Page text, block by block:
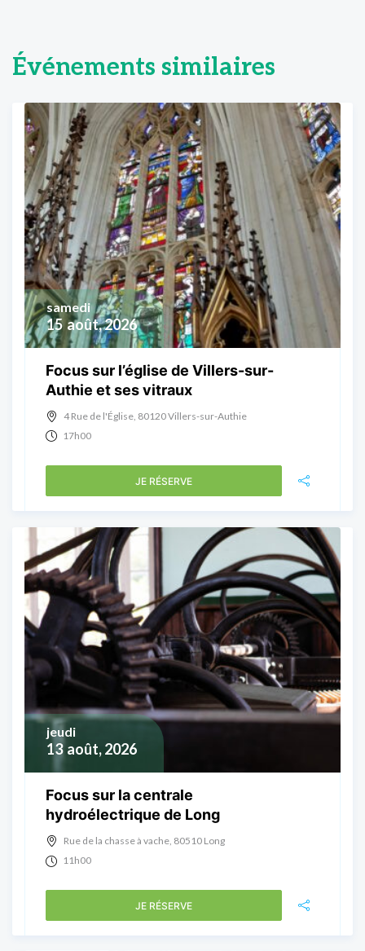
Événements similaires
15 août, 2026
samedi
Focus sur l’église de Villers-sur-
Authie et ses vitraux
4 Rue de l'Église, 80120 Villers-sur-Authie
17h00
JE RÉSERVE
13 août, 2026
jeudi
Focus sur la centrale
hydroélectrique de Long
Rue de la chasse à vache, 80510 Long
11h00
JE RÉSERVE